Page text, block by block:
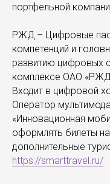
портфельной
РЖД – Цифровые
компетенций и
развитию цифровых
комплексе ОАО
Входит в цифровой
Оператор
«Инновационная
оформлять билеты
дополнительные
https://smarttravel.ru/